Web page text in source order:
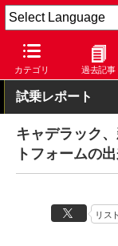
カテゴリ 過去記事
Car Watch 自動車
試乗レポート
キャデラック
トフォームの
リスト